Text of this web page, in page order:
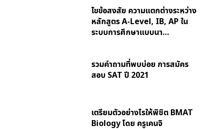
ไขข้อสงสัย ความแตกต่างระหว่าง
หลักสูตร A-Level, IB, AP ใน
ระบบการศึกษาแบบนา…
รวมคำถามที่พบบ่อย การสมัคร
สอบ SAT ปี 2021
เตรียมตัวอย่างไรให้พิชิต BMAT
Biology โดย ครูเคนจิ